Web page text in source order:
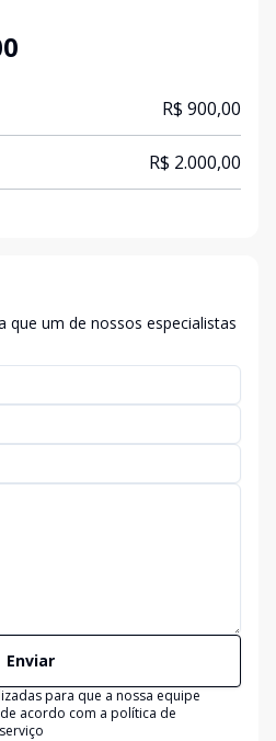
R$ 900,00
R$ 2.000,00
que um de nossos especialistas
Enviar
para que a nossa equipe
acordo com a política de